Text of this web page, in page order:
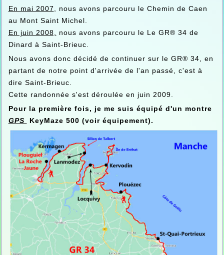
En mai 2007 , nous avons parcouru le Chemin de Caen
au Mont Saint Michel.
En juin 2008,
nous avons parcouru le Le GR® 34 de
Dinard à Saint-Brieuc.
Nous avons donc décidé de continuer sur le GR® 34, en
partant de notre point d'arrivée de l'an passé, c'est à
dire Saint-Brieuc.
Cette randonnée s'est déroulée en juin 2009.
Pour la première fois, je me suis équipé d'un montre
GPS
KeyMaze 500 (voir équipement).